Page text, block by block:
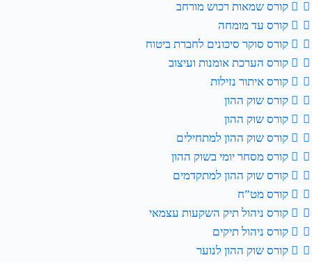
קורס שמאות רכוש מורחב
קורס עד מומחה
קורס סוקר סיכונים לחברת ביטוח
קורס הערכת אומנות ועיצוב
קורס איתור נזילות
קורס שוק ההון
קורס שוק ההון
קורס שוק ההון למתחילים
קורס מסחר יומי בשוק ההון
קורס שוק ההון למתקדמים
קורס מט”ח
קורס ניהול תיק השקעות עצמאי
קורס ניהול תיקים
קורס שוק ההון לנוער